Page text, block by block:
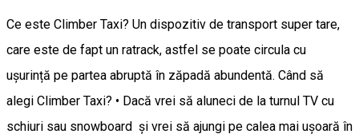
Ce este Climber Taxi? Un dispozitiv de transport super tare,
care este de fapt un ratrack, astfel se poate circula cu
ușurință pe partea abruptă în zăpadă abundentă. Când să
alegi Climber Taxi? • Dacă vrei să aluneci de la turnul TV cu
schiuri sau snowboard și vrei să ajungi pe calea mai ușoară în